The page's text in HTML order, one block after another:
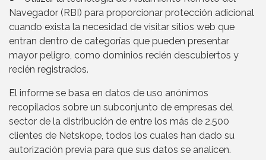
Navegador (RBI) para proporcionar protección adicional
cuando exista la necesidad de visitar sitios web que
entran dentro de categorías que pueden presentar
mayor peligro, como dominios recién descubiertos y
recién registrados.
El informe se basa en datos de uso anónimos
recopilados sobre un subconjunto de empresas del
sector de la distribución de entre los más de 2.500
clientes de Netskope, todos los cuales han dado su
autorización previa para que sus datos se analicen.